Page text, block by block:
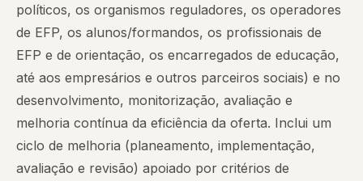
políticos, os organismos reguladores, os operadores
de EFP, os alunos/formandos, os profissionais de
EFP e de orientação, os encarregados de educação,
até aos empresários e outros parceiros sociais) e no
desenvolvimento, monitorização, avaliação e
melhoria contínua da eficiência da oferta. Inclui um
ciclo de melhoria (planeamento, implementação,
avaliação e revisão) apoiado por critérios de